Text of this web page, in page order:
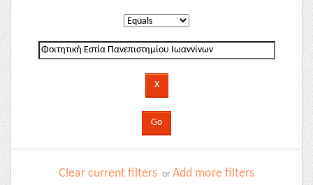
Clear current filters or Add more filters